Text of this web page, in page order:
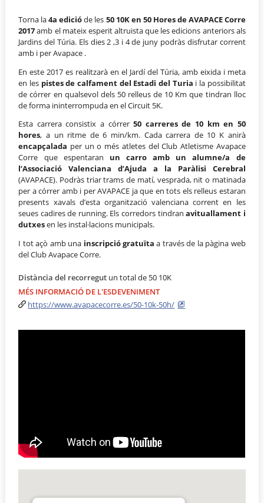
Torna la4a edicióde les 50 10K en 50 Hores de AVAPACE Corre
2017amb el mateix esperit altruista que les edicions anteriors als
Jardins del Túria. Els dies 2 ,3 i 4 de juny podràs disfrutar corrent
amb i per Avapace .
En este 2017 es realitzarà en el Jardí del Túria, amb eixida i meta
en les pistes de calfament del Estadi del Turia i la possibilitat
de córrer en qualsevol dels 50 relleus de 10 Km que tindran lloc
de forma ininterrompuda en el Circuit 5K.
Esta carrera consistix a córrer50 carreres de 10 km en 50
hores, a un ritme de 6 min/km. Cada carrera de 10 K anirà
encapçalada per un o més atletes del Club Atletisme Avapace
Corre que espentaran un carro amb un alumne/a de
l’Associació Valenciana d’Ajuda a la Paràlisi Cerebral
(AVAPACE). Podràs triar trams de matí, vesprada, nit o matinada
per a córrer amb i per AVAPACE ja que en tots els relleus estaran
presents xavals d’esta organització valenciana corrent en les
seues cadires de running. Els corredors tindranavituallament i
dutxesen les instal·lacions municipals.
I tot açò amb una inscripció gratuïta a través de la pàgina web
del Club Avapace Corre.
Distància del recorregut un total de 50 10K
MÉS INFORMACIÓ DE L'ESDEVENIMENT
https://www.avapacecorre.es/50-10k-50h/